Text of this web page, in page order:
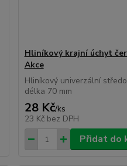
Hliníkový krajní úchyt
Akce
Hliníkový univerzální
délka 70 mm
28 Kč/ks
23 Kč bez DPH
Přidat do